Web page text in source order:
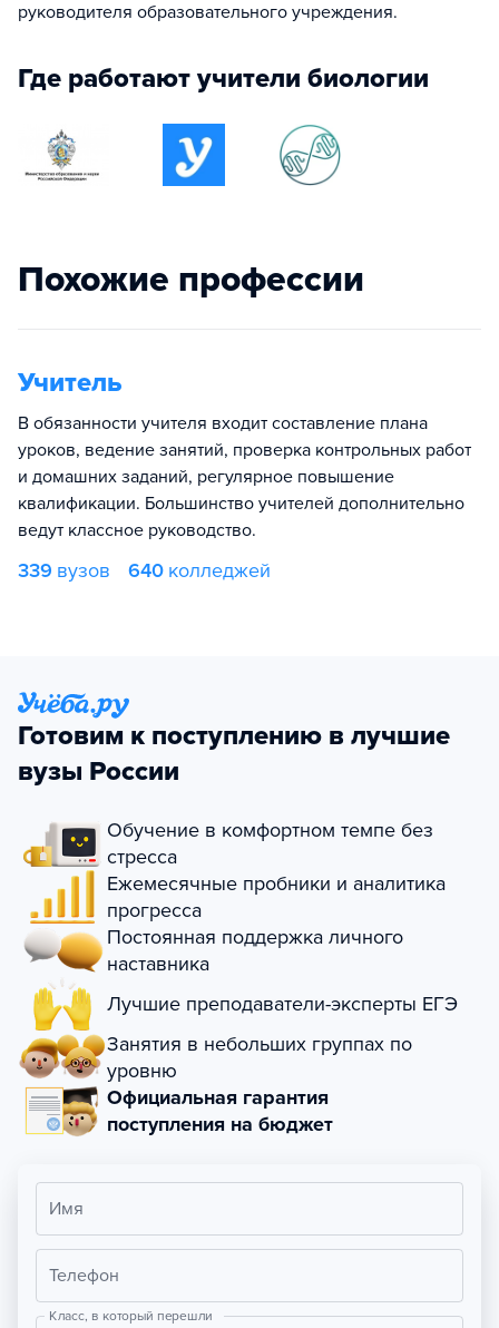
руководителя образовательного учреждения.
Где работают учители биологии
Похожие профессии
Учитель
В обязанности учителя входит составление плана
уроков, ведение занятий, проверка контрольных работ
и домашних заданий, регулярное повышение
квалификации. Большинство учителей дополнительно
ведут классное руководство.
339 вузов 640 колледжей
Готовим к поступлению в лучшие
вузы России
Обучение в комфортном темпе без
стресса
Ежемесячные пробники и аналитика
прогресса
Постоянная поддержка личного
наставника
Лучшие преподаватели-эксперты ЕГЭ
Занятия в небольших группах по
уровню
Официальная гарантия
поступления на бюджет
Имя
Телефон
Класс, в который перешли